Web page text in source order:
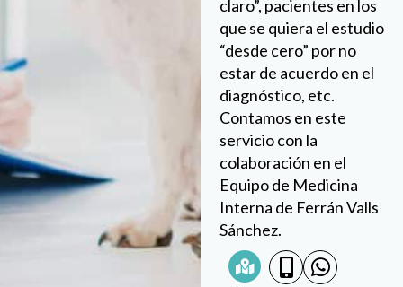
claro”, pacientes en los
que se quiera el estudio
“desde cero” por no
estar de acuerdo en el
diagnóstico, etc.
Contamos en este
servicio con la
colaboración en el
Equipo de Medicina
Interna de Ferrán Valls
Sánchez.